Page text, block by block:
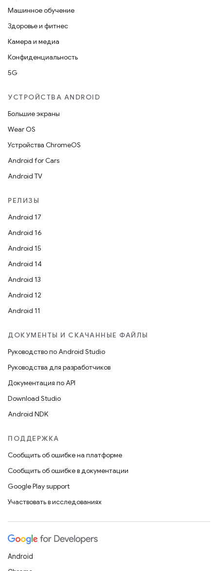
Машинное обучение
Здоровье и фитнес
Камера и медиа
Конфиденциальность
5G
УСТРОЙСТВА ANDROID
Большие экраны
Wear OS
Устройства ChromeOS
Android for Cars
Android TV
РЕЛИЗЫ
Android 17
Android 16
Android 15
Android 14
Android 13
Android 12
Android 11
ДОКУМЕНТЫ И СКАЧАННЫЕ ФАЙЛЫ
Руководство по Android Studio
Руководства для разработчиков
Документация по API
Download Studio
Android NDK
ПОДДЕРЖКА
Сообщить об ошибке на платформе
Сообщить об ошибке в документации
Google Play support
Участвовать в исследованиях
Android